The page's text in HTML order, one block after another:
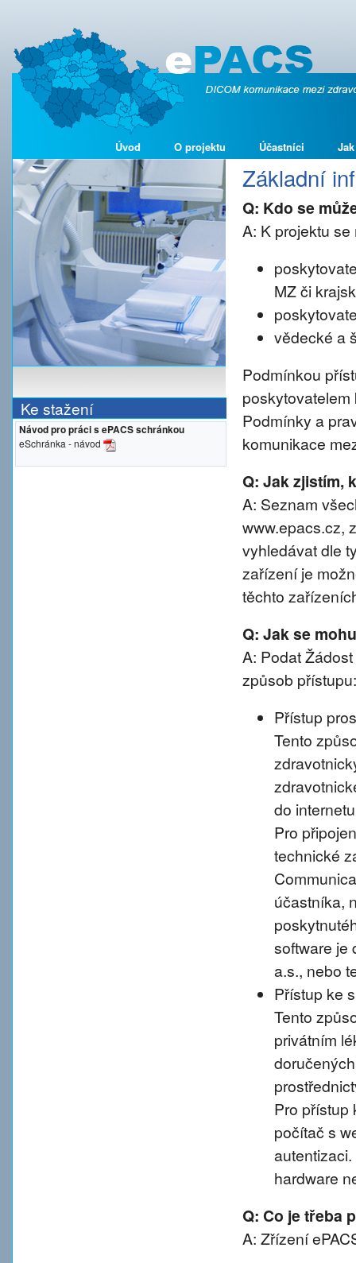
Úvod O projektu Účastníci
Ke stažení
Návod pro práci s ePACS schránkou
eSchránka - návod
Základní
Q: Kdo se
A: K projektu
MZ či
vědecké a
Podmínkou
poskytovatelem
Podmínky a
komunikace
Q: Jak zjistím,
A: Seznam
www.epacs.cz,
vyhledávat dle
zařízení je
těchto
Q: Jak se
A: Podat
způsob přístupu:
Přístup
Tento
do
Pro
technické
účastníka,
software je
a.s., nebo
Přístup ke
Tento
privátním
Pro přístup
počítač s
hardware
Q: Co je třeba
A: Zřízení